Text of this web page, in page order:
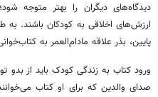
دیدگاه‌های دیگران را بهتر متوجه
ارزش‌های اخلاقی به کودکان باشند.
پایین، بذر علاقه مادام‌العمر به
ورود کتاب به زندگی کودک باید از بدو
صدای والدین که برای او کتاب